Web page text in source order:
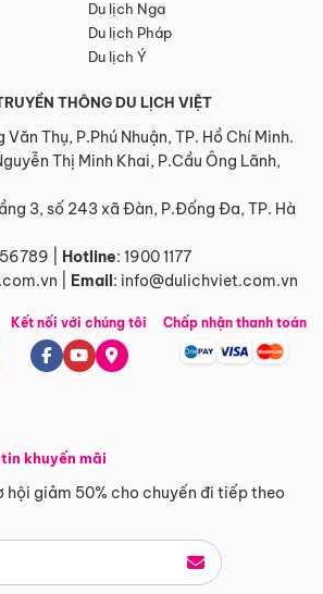
Du lịch Nga
Du lịch Pháp
Du lịch Ý
THÔNG DU LỊCH VIỆT
Văn Thụ, P.Phú Nhuận, TP. Hồ Chí Minh.
Thị Minh Khai, P.Cầu Ông Lãnh,
3, số 243 xã Đàn, P.Đống Đa, TP. Hà
Hotline: 1900 1177
Email: info@dulichviet.com.vn
khuyến mãi
hội giảm 50% cho chuyến đi tiếp theo
Kết nối với chúng tôi Chấp nhận thanh toán